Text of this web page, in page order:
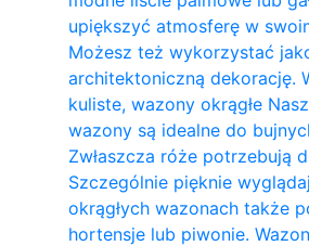
upiększyć atmosferę w
Możesz też wykorzystać
architektoniczną dekorację.
kuliste, wazony okrągłe
wazony są idealne do
Zwłaszcza róże potrzebują
Szczególnie pięknie
okrągłych wazonach także
hortensje lub piwonie.